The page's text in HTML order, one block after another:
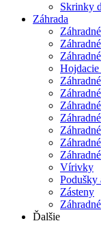
Skrinky
Záhrada
Hojdacie
Vírivky
Podušky
Zásteny
Ďalšie